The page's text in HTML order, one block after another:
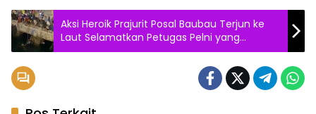
Aksi Heroik Prajurit Posal Baubau Terjun ke
Laut Selamatkan Petugas Pelni yang
terjatuh